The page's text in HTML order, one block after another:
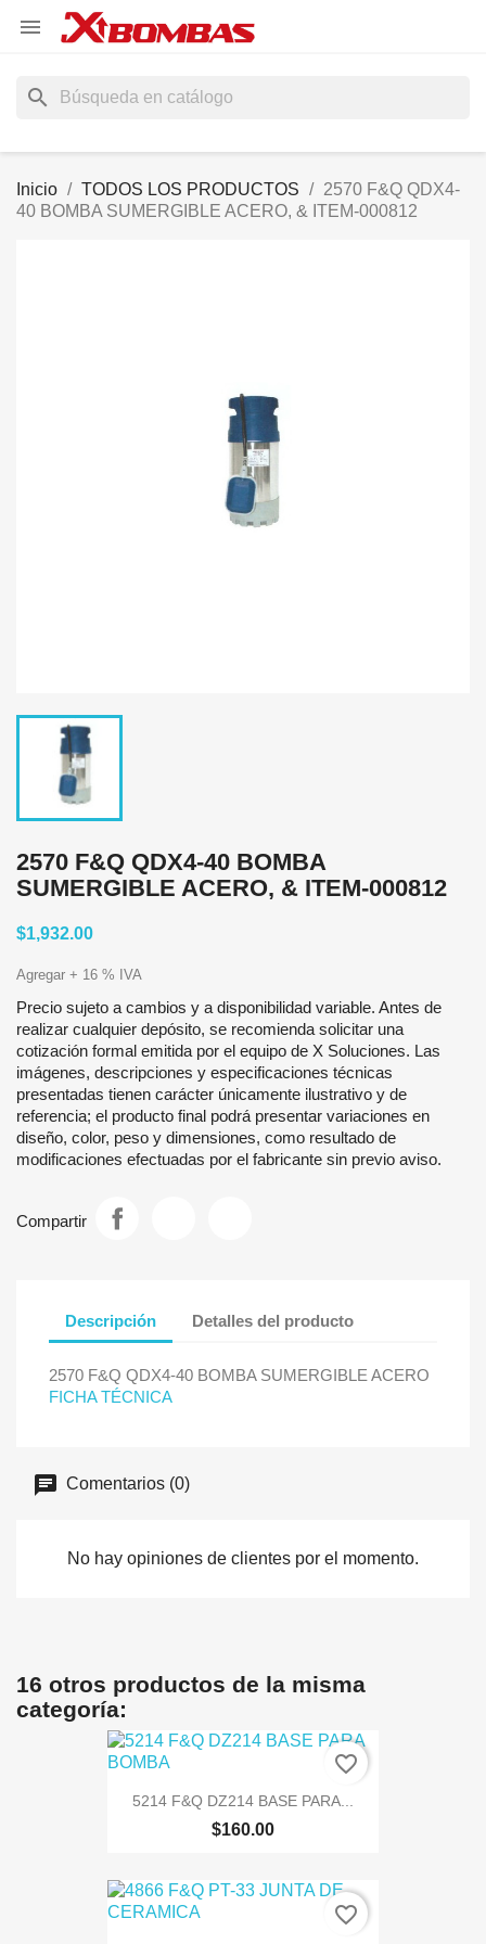

search
Inicio TODOS LOS PRODUCTOS
2570 F&Q QDX4-
40 BOMBA SUMERGIBLE ACERO, & ITEM-000812
2570 F&Q QDX4-40 BOMBA
SUMERGIBLE ACERO, & ITEM-000812
$1,932.00
Agregar + 16 % IVA
Precio sujeto a cambios y a disponibilidad variable. Antes de
realizar cualquier depósito, se recomienda solicitar una
cotización formal emitida por el equipo de X Soluciones. Las
imágenes, descripciones y especificaciones técnicas
presentadas tienen carácter únicamente ilustrativo y de
referencia; el producto final podrá presentar variaciones en
diseño, color, peso y dimensiones, como resultado de
modificaciones efectuadas por el fabricante sin previo aviso.
Compartir
Descripción Detalles del producto
2570 F&Q QDX4-40 BOMBA SUMERGIBLE ACERO
FICHA TÉCNICA
Comentarios (0)
No hay opiniones de clientes por el momento.
16 otros productos de la misma
categoría:
5214 F&Q DZ214 BASE PARA...
$160.00
favorite_border
favorite_border